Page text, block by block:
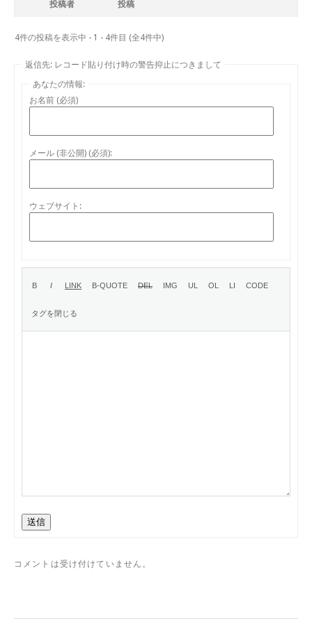
投稿者 投稿
4件の投稿を表示中 - 1 - 4件目 (全4件中)
返信先: レコード貼り付け時の警告抑止につきまして
あなたの情報:
お名前 (必須)
メール (非公開) (必須):
ウェブサイト:
送信
コメントは受け付けていません。